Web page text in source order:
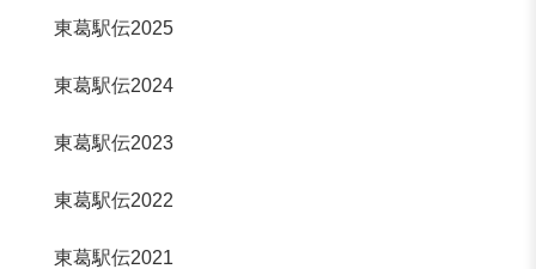
東葛駅伝2025
東葛駅伝2024
東葛駅伝2023
東葛駅伝2022
東葛駅伝2021